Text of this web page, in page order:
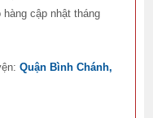
cập nhật tháng
Quận Bình Chánh,